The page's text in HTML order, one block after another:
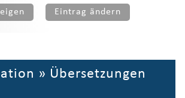
Eintrag ändern
» Übersetzungen